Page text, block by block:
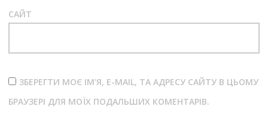
САЙТ
ЗБЕРЕГТИ МОЄ ІМ'Я, E-MAIL, ТА АДРЕСУ САЙТУ В ЦЬОМУ
БРАУЗЕРІ ДЛЯ МОЇХ ПОДАЛЬШИХ КОМЕНТАРІВ.